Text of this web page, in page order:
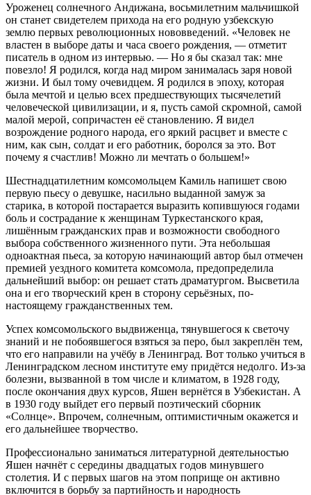
Уроженец солнечного Андижана, восьмилетним мальчишкой
он станет свидетелем прихода на его родную узбекскую
землю первых революционных нововведений. «Человек не
властен в выборе даты и часа своего рождения, — отметит
писатель в одном из интервью. — Но я бы сказал так: мне
повезло! Я родился, когда над миром занималась заря новой
жизни. И был тому очевидцем. Я родился в эпоху, которая
была мечтой и целью всех предшествующих тысячелетий
человеческой цивилизации, и я, пусть самой скромной, самой
малой мерой, сопричастен её становлению. Я видел
возрождение родного народа, его яркий расцвет и вместе с
ним, как сын, солдат и его работник, боролся за это. Вот
почему я счастлив! Можно ли мечтать о большем!»
Шестнадцатилетним комсомольцем Камиль напишет свою
первую пьесу о девушке, насильно выданной замуж за
старика, в которой постарается выразить копившуюся годами
боль и сострадание к женщинам Туркестанского края,
лишённым гражданских прав и возможности свободного
выбора собственного жизненного пути. Эта небольшая
одноактная пьеса, за которую начинающий автор был отмечен
премией уездного комитета комсомола, предопределила
дальнейший выбор: он решает стать драматургом. Высветила
она и его творческий крен в сторону серьёзных, по-
настоящему гражданственных тем.
Успех комсомольского выдвиженца, тянувшегося к светочу
знаний и не побоявшегося взяться за перо, был закреплён тем,
что его направили на учёбу в Ленинград. Вот только учиться в
Ленинградском лесном институте ему придётся недолго. Из-за
болезни, вызванной в том числе и климатом, в 1928 году,
после окончания двух курсов, Яшен вернётся в Узбекистан. А
в 1930 году выйдет его первый поэтический сборник
«Солнце». Впрочем, солнечным, оптимистичным окажется и
его дальнейшее творчество.
Профессионально заниматься литературной деятельностью
Яшен начнёт с середины двадцатых годов минувшего
столетия. И с первых шагов на этом поприще он активно
включится в борьбу за партийность и народность